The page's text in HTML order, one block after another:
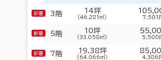
3階 14坪
（46.281㎡） 7,501
5階 10坪
（33.058㎡） 5,500
7階 19.38坪
（64.066㎡） 4,386